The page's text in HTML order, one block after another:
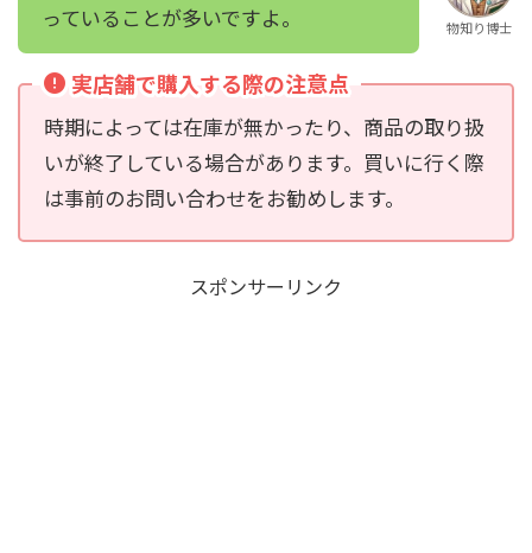
っていることが多いですよ。
物知り博士
実店舗で購入する際の注意点
時期によっては在庫が無かったり、商品の取り扱
いが終了している場合があります。買いに行く際
は事前のお問い合わせをお勧めします。
スポンサーリンク